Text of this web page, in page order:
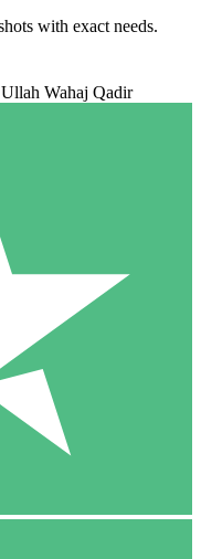
with exact needs.
Wahaj Qadir